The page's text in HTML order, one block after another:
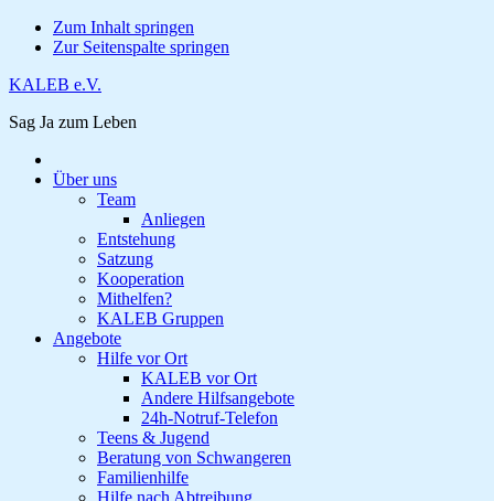
Zum Inhalt springen
Zur Seitenspalte springen
KALEB e.V.
Sag Ja zum Leben
Über uns
Team
Anliegen
Entstehung
Satzung
Kooperation
Mithelfen?
KALEB Gruppen
Angebote
Hilfe vor Ort
KALEB vor Ort
Andere Hilfsangebote
24h-Notruf-Telefon
Teens & Jugend
Beratung von Schwangeren
Familienhilfe
Hilfe nach Abtreibung